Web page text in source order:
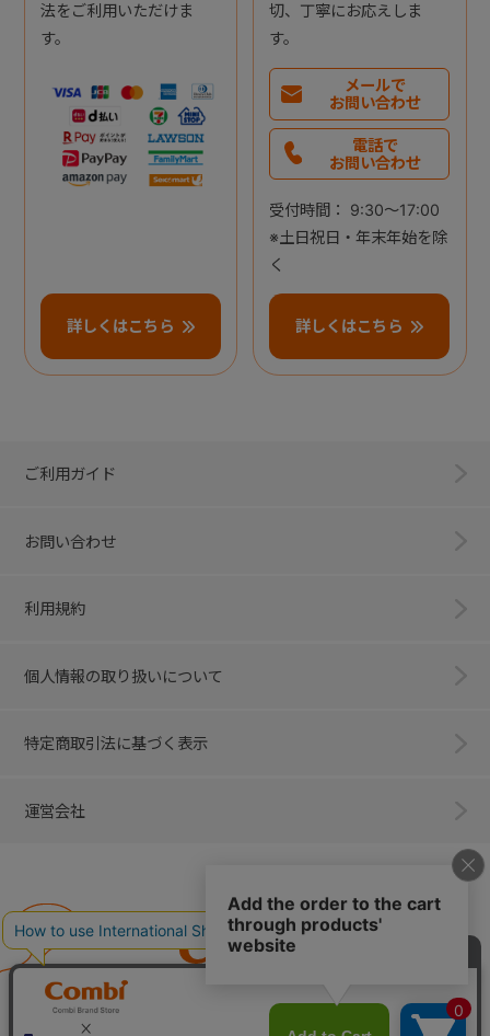
法をご利用いただけま
す。
詳しくはこちら
切、丁寧にお応えしま
す。
メールで
お問い合わせ
電話で
お問い合わせ
受付時間： 9:30～17:00
※土日祝日・年末年始を除
く
詳しくはこちら
ご利用ガイド
お問い合わせ
利用規約
個人情報の取り扱いについて
特定商取引法に基づく表示
運営会社
子育てに、イノベーションを。
ベビー用品のコンビ株式会社